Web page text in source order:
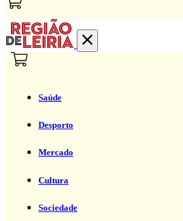
Saúde
Desporto
Mercado
Cultura
Sociedade